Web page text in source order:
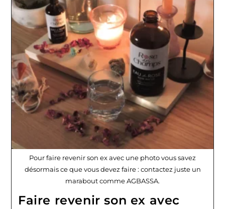
Pour faire revenir son ex avec une photo vous savez
désormais ce que vous devez faire : contactez juste un
marabout comme AGBASSA.
Faire revenir son ex avec